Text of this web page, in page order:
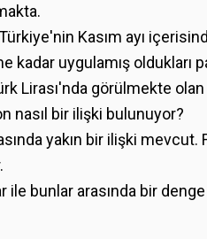
Türkiye'nin Kasım ayı
uygulamış oldukları
Lirası'nda görülmekte
nasıl bir ilişki bulunuyor?
yakın bir ilişki
bunlar arasında bir denge